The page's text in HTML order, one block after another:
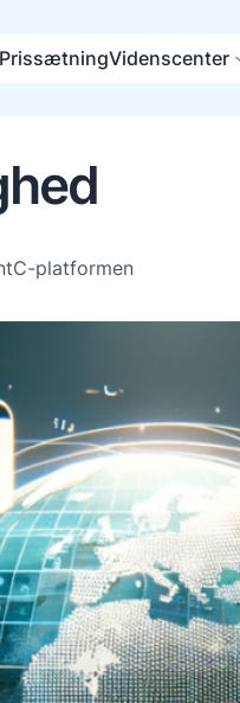
PrissætningVidenscenter
platformen